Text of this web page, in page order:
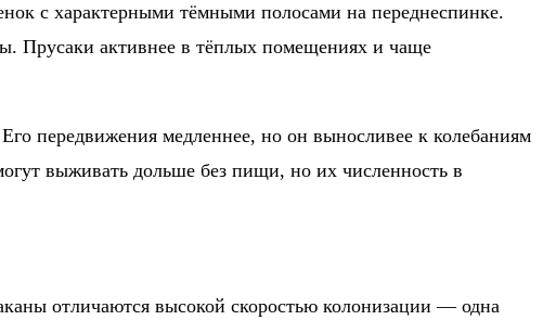
с характерными тёмными полосами на переднеспинке.
Прусаки активнее в тёплых помещениях и чаще
передвижения медленнее, но он выносливее к колебаниям
выживать дольше без пищи, но их численность в
отличаются высокой скоростью колонизации — одна